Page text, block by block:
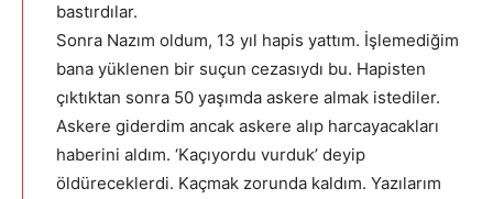
bastırdılar.
Sonra Nazım oldum, 13 yıl hapis yattım. İşlemediğim
bana yüklenen bir suçun cezasıydı bu. Hapisten
çıktıktan sonra 50 yaşımda askere almak istediler.
Askere giderdim ancak askere alıp harcayacakları
haberini aldım. ‘Kaçıyordu vurduk’ deyip
öldüreceklerdi. Kaçmak zorunda kaldım. Yazılarım